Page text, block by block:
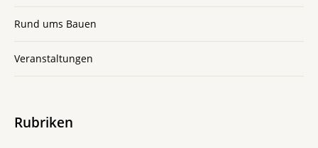
Rund ums Bauen
Veranstaltungen
Rubriken